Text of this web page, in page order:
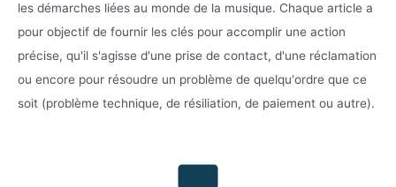
les démarches liées au monde de la musique. Chaque article a
pour objectif de fournir les clés pour accomplir une action
précise, qu'il s'agisse d'une prise de contact, d'une réclamation
ou encore pour résoudre un problème de quelqu'ordre que ce
soit (problème technique, de résiliation, de paiement ou autre).